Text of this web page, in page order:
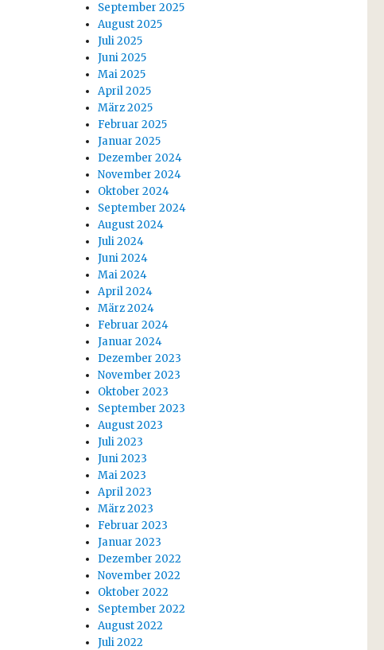
September 2025
August 2025
Juli 2025
Juni 2025
Mai 2025
April 2025
März 2025
Februar 2025
Januar 2025
Dezember 2024
November 2024
Oktober 2024
September 2024
August 2024
Juli 2024
Juni 2024
Mai 2024
April 2024
März 2024
Februar 2024
Januar 2024
Dezember 2023
November 2023
Oktober 2023
September 2023
August 2023
Juli 2023
Juni 2023
Mai 2023
April 2023
März 2023
Februar 2023
Januar 2023
Dezember 2022
November 2022
Oktober 2022
September 2022
August 2022
Juli 2022